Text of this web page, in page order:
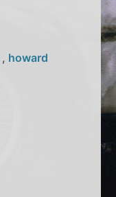
, howard